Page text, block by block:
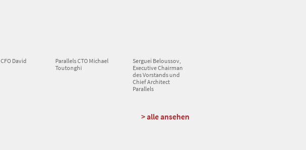
David
Parallels CTO Michael
Toutonghi
Serguei Beloussov,
Executive Chairman
des Vorstands und
Chief Architect
Parallels
> alle ansehen